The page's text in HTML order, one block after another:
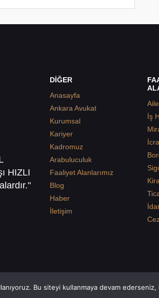
HIZLI
DİĞER
Anasayfa
Ankara Avukat
Kurumsal
Kariyer
Kadromuz
Arabuluculuk
Faaliyet Alanlarımız
Blog
Haber
İletişim
İş
Bu siteyi kullanmaya devam